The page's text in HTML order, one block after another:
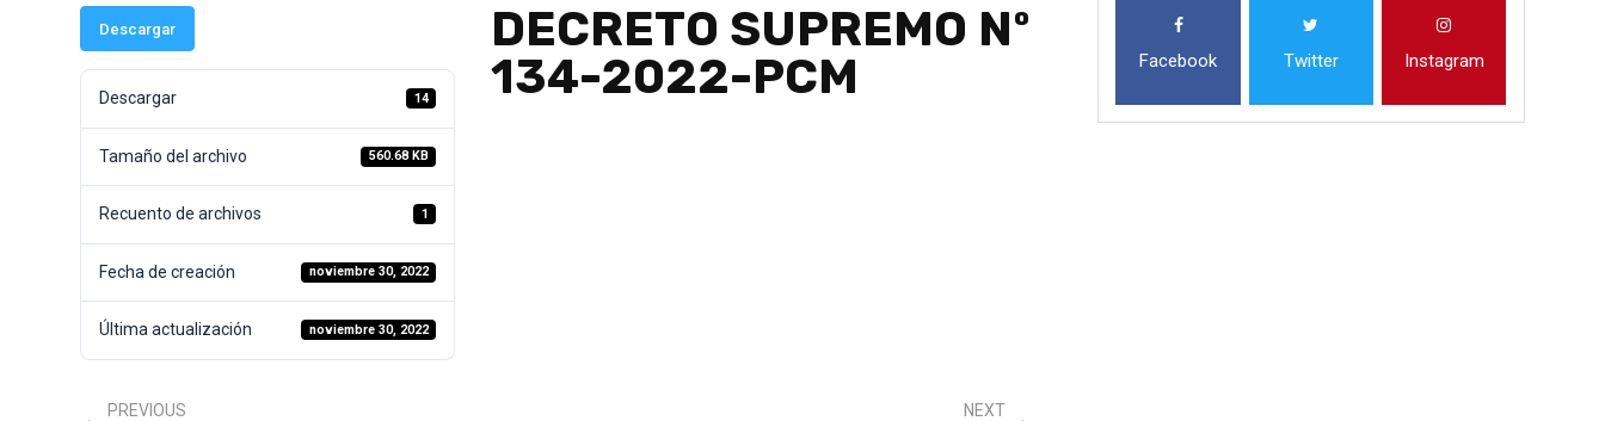
Descargar
Descargar 14
Tamaño del archivo 560.68 KB
Recuento de archivos 1
Fecha de creación noviembre 30, 2022
Última actualización noviembre 30, 2022
DECRETO SUPREMO Nº
134-2022-PCM
PREVIOUS
NEXT
Facebook Twitter Instagram